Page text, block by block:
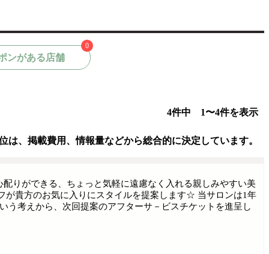
ンがある店舗
0
4件中 1〜4件を表示
は、掲載費用、情報量などから総合的に決定しています。
りができる、ちょっと気軽に遠慮なく入れる親しみやすい美
が貴方のお気に入りにスタイルを提案します☆ 当サロンは1年
う考えから、次回提案のアフターサ－ビスチケットを進呈し